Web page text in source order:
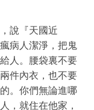
說『天國近
病人潔淨，把鬼
人。腰袋裏不要
件內衣，也不要
。你們無論進哪
，就住在他家，